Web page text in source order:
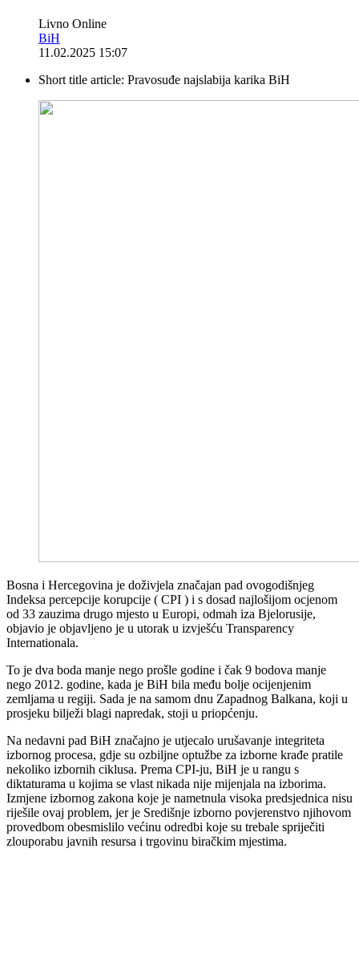
Livno Online
BiH
11.02.2025 15:07
Short title article: Pravosuđe najslabija karika BiH
Bosna i Hercegovina je doživjela značajan pad ovogodišnjeg
Indeksa percepcije korupcije ( CPI ) i s dosad najlošijom ocjenom
od 33 zauzima drugo mjesto u Europi, odmah iza Bjelorusije,
objavio je objavljeno je u utorak u izvješću Transparency
Internationala.
To je dva boda manje nego prošle godine i čak 9 bodova manje
nego 2012. godine, kada je BiH bila među bolje ocijenjenim
zemljama u regiji. Sada je na samom dnu Zapadnog Balkana, koji u
prosjeku bilježi blagi napredak, stoji u priopćenju.
Na nedavni pad BiH značajno je utjecalo urušavanje integriteta
izbornog procesa, gdje su ozbiljne optužbe za izborne krađe pratile
nekoliko izbornih ciklusa. Prema CPI-ju, BiH je u rangu s
diktaturama u kojima se vlast nikada nije mijenjala na izborima.
Izmjene izbornog zakona koje je nametnula visoka predsjednica nisu
riješile ovaj problem, jer je Središnje izborno povjerenstvo njihovom
provedbom obesmislilo većinu odredbi koje su trebale spriječiti
zlouporabu javnih resursa i trgovinu biračkim mjestima.